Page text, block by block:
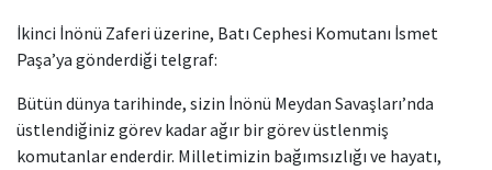
İkinci İnönü Zaferi üzerine, Batı Cephesi Komutanı İsmet
Paşa’ya gönderdiği telgraf:
Bütün dünya tarihinde, sizin İnönü Meydan Savaşları’nda
üstlendiğiniz görev kadar ağır bir görev üstlenmiş
komutanlar enderdir. Milletimizin bağımsızlığı ve hayatı,